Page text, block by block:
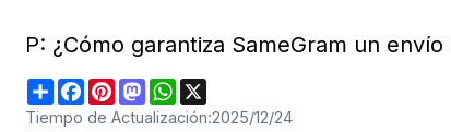
P: ¿Cómo garantiza SameGram un
ShareFacebook
PinterestMastodonWhatsApp
Tiempo de Actualización:2025/12/24